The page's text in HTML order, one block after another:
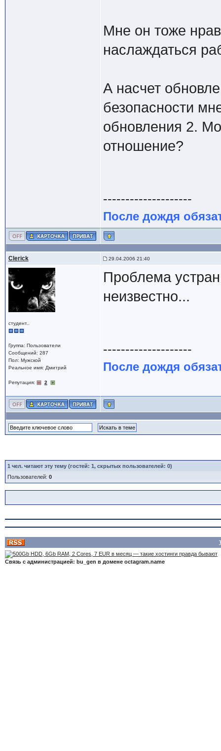
Мне он тоже
наслаждаться
А насчет
безопасности
обновления 2.
отношение?
--------------------
После дождя
Clerick 29.04.2006 21:40
студент..
Группа: Пользователи
Сообщений: 287
Пол: Мужской
Реальное имя: Дмитрий
Репутация: 2
Проблема
неизвестно...
--------------------
После дождя
1 чел. читают эту тему (гостей: 1, скрытых пользователей: 0)
Пользователей: 0
Связь с администрацией: bu_gen в домене octagram.name